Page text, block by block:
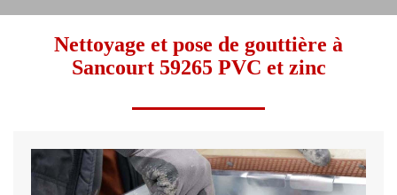
Nettoyage et pose de gouttière à
Sancourt 59265 PVC et zinc